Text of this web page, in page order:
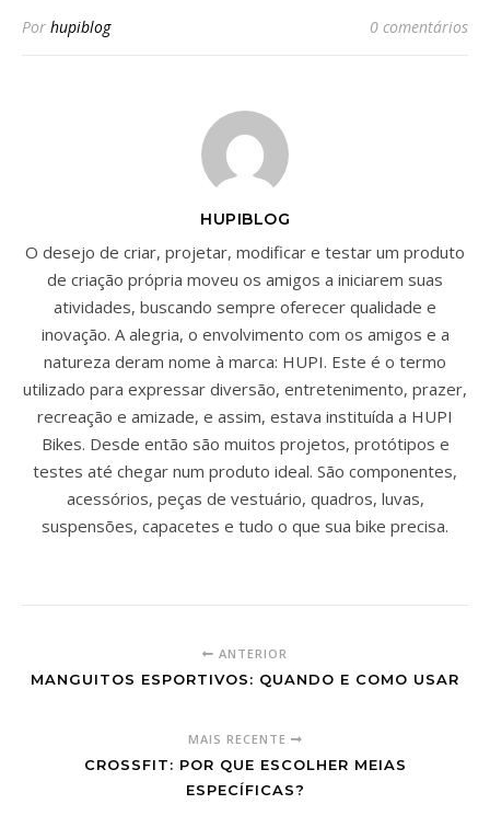
Por hupiblog 0 comentários
HUPIBLOG
O desejo de criar, projetar, modificar e testar um produto
de criação própria moveu os amigos a iniciarem suas
atividades, buscando sempre oferecer qualidade e
inovação. A alegria, o envolvimento com os amigos e a
natureza deram nome à marca: HUPI. Este é o termo
utilizado para expressar diversão, entretenimento, prazer,
recreação e amizade, e assim, estava instituída a HUPI
Bikes. Desde então são muitos projetos, protótipos e
testes até chegar num produto ideal. São componentes,
acessórios, peças de vestuário, quadros, luvas,
suspensões, capacetes e tudo o que sua bike precisa.
ANTERIOR
MANGUITOS ESPORTIVOS: QUANDO E COMO USAR
MAIS RECENTE
CROSSFIT: POR QUE ESCOLHER MEIAS
ESPECÍFICAS?